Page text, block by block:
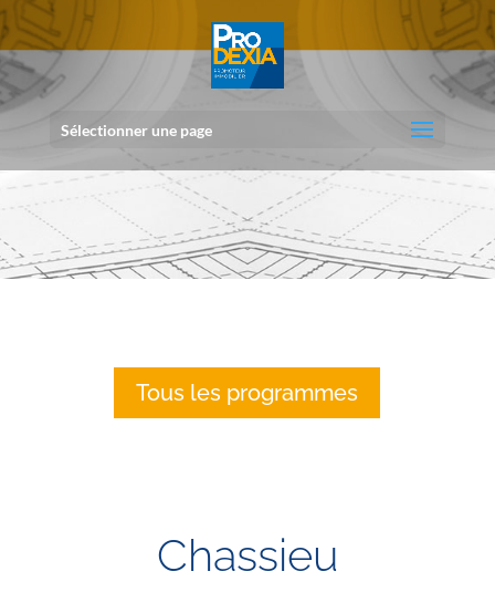
Sélectionner une page
Tous les programmes
Chassieu